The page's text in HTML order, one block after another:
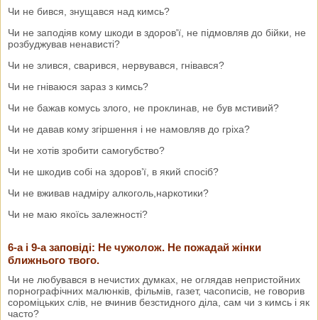
Чи не бився, знущався над кимсь?
Чи не заподіяв кому шкоди в здоров'ї, не підмовляв до бійки, не
розбуджував ненависті?
Чи не злився, сварився, нервувався, гнівався?
Чи не гніваюся зараз з кимсь?
Чи не бажав комусь злого, не проклинав, не був мстивий?
Чи не давав кому згіршення і не намовляв до гріха?
Чи не хотів зробити самогубство?
Чи не шкодив собі на здоров’ї, в який спосіб?
Чи не вживав надміру алкоголь,наркотики?
Чи не маю якоїсь залежності?
6-а і 9-а заповіді: Не чужолож. Не пожадай жінки
ближнього твого.
Чи не любувався в нечистих думках, не оглядав непристойних
порнографічних малюнків, фільмів, газет, часописів, не говорив
сороміцьких слів, не вчинив безстидного діла, сам чи з кимсь і як
часто?